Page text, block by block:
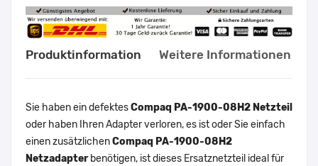
Produktinformation Weitere Informationen
Sie haben ein defektesCompaq PA-1900-08H2 Netzteil
oder haben Ihren Adapter verloren, es ist oder Sie einfach
einen zusätzlichenCompaq PA-1900-08H2
Netzadapterbenötigen, ist dieses Ersatznetzteil ideal für